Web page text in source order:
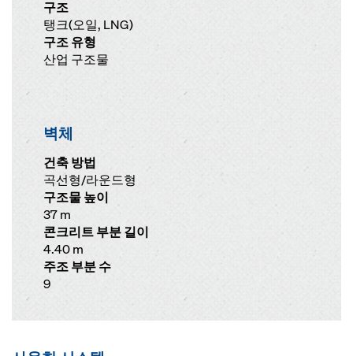
구조
탱크(오일, LNG)
구조 유형
산업 구조물
벽체
건축 방법
곡선형/라운드형
구조물 높이
37 m
콘크리트 부분 길이
4.40 m
주조 부분 수
9